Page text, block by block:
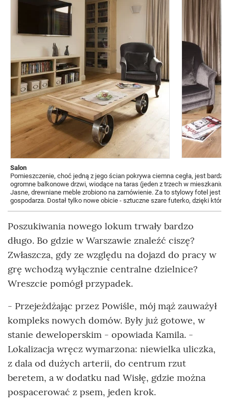
Salon
Pomieszczenie, choć jedną z jego ścian pokrywa ciemna cegła, jest
ogromne balkonowe drzwi, wiodące na taras (jeden z trzech w
Jasne, drewniane meble zrobiono na zamówienie. Za to stylowy fotel jest
gospodarza. Dostał tylko nowe obicie - sztuczne szare futerko, dzięki
Poszukiwania nowego lokum trwały bardzo
długo. Bo gdzie w Warszawie znaleźć ciszę?
Zwłaszcza, gdy ze względu na dojazd do pracy w
grę wchodzą wyłącznie centralne dzielnice?
Wreszcie pomógł przypadek.
- Przejeżdżając przez Powiśle, mój mąż zauważył
kompleks nowych domów. Były już gotowe, w
stanie deweloperskim - opowiada Kamila. -
Lokalizacja wręcz wymarzona: niewielka uliczka,
z dala od dużych arterii, do centrum rzut
beretem, a w dodatku nad Wisłę, gdzie można
pospacerować z psem, jeden krok.